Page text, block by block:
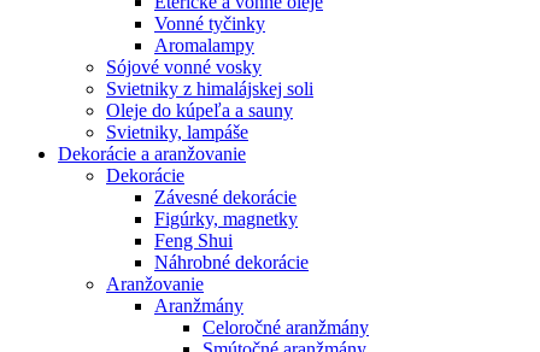
Vonné tyčinky
Aromalampy
Sójové vonné vosky
Svietniky z himalájskej soli
Oleje do kúpeľa a sauny
Svietniky, lampáše
Dekorácie a aranžovanie
Dekorácie
Závesné dekorácie
Figúrky, magnetky
Feng Shui
Náhrobné dekorácie
Aranžovanie
Aranžmány
Celoročné aranžmány